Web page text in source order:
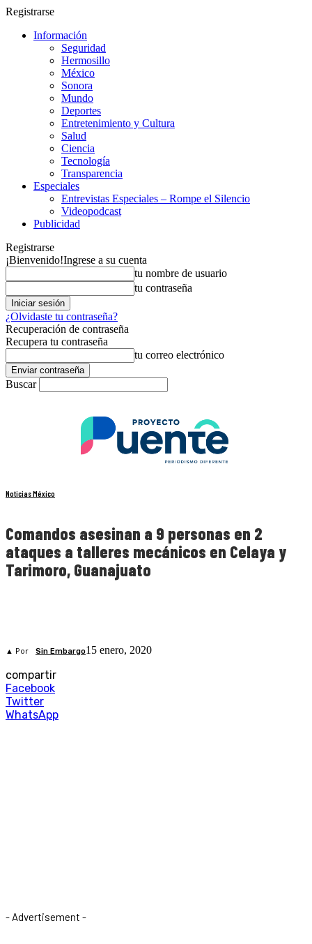
Registrarse
Información
Seguridad
Hermosillo
México
Sonora
Mundo
Deportes
Entretenimiento y Cultura
Salud
Ciencia
Tecnología
Transparencia
Especiales
Entrevistas Especiales – Rompe el Silencio
Videopodcast
Publicidad
Registrarse
¡Bienvenido!Ingrese a su cuenta
tu nombre de usuario
tu contraseña
¿Olvidaste tu contraseña?
Recuperación de contraseña
Recupera tu contraseña
tu correo electrónico
Buscar
Noticias México
Comandos asesinan a 9 personas en 2
ataques a talleres mecánicos en Celaya y
Tarimoro, Guanajuato
▲ Por Sin Embargo15 enero, 2020
compartir
Facebook
Twitter
WhatsApp
- Advertisement -